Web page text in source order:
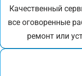
Качественный
все оговоренные
ремонт или